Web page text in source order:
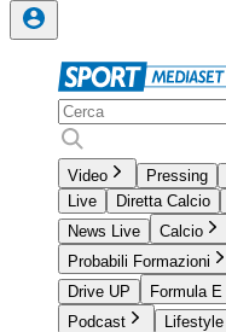
Video Pressing
Live
Diretta Calcio
News Live
Calcio
Probabili Formazioni
Drive UP
Formula E
Podcast
Lifestyle